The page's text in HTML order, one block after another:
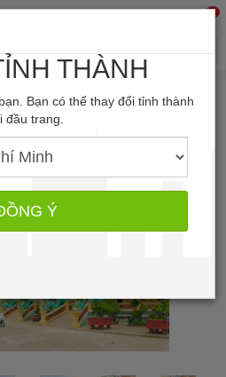
0
THÀNH
Bạn có thể thay đổi tỉnh thành
đầu trang.
Ý